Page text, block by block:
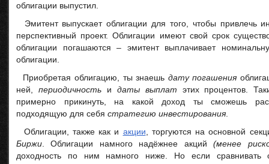
облигации выпустил.
Эмитент выпускает облигации для того, чтобы привлечь
перспективный проект. Облигации имеют свой срок
облигации погашаются – эмитент выплачивает
облигации.
Приобретая облигацию, ты знаешь дату погашения
ней, периодичностьи даты выплат этих процентов.
примерно прикинуть, на какой доход ты сможешь
подходящую для себя стратегию инвестирования
Облигации, также как и акции , торгуются на основной
Биржи . Облигации намного надёжнее акций(менее
доходность по ним намного ниже. Но если сравнивать